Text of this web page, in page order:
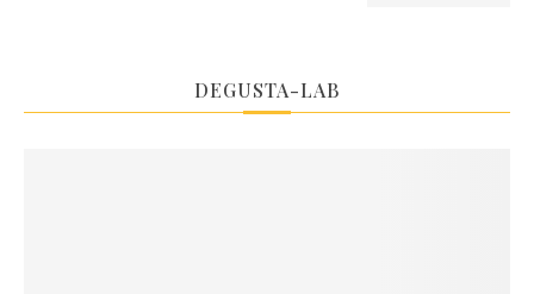
DEGUSTA-LAB